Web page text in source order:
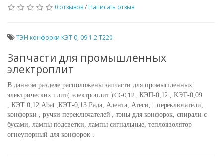
0 отзывов/ Написать отзыв
ТЭН конфорки КЭТ 0, 09 1.2 Т220
Запчасти для промышленных
электроплит
В данном разделе расположены запчасти для промышленных
электрических плит( электроплит )КЭ-0,12 , КЭП-0,12., КЭТ-0,09
, КЭТ 0,12 Abat ,КЭТ-0,13 Рада, Алента, Атеси, : переключатели,
конфорки , ручки переключателей , тэны для конфорок, спирали с
бусами, лампы подсветки, лампы сигнальные, теплоизолятор
огнеупорный для конфорок .